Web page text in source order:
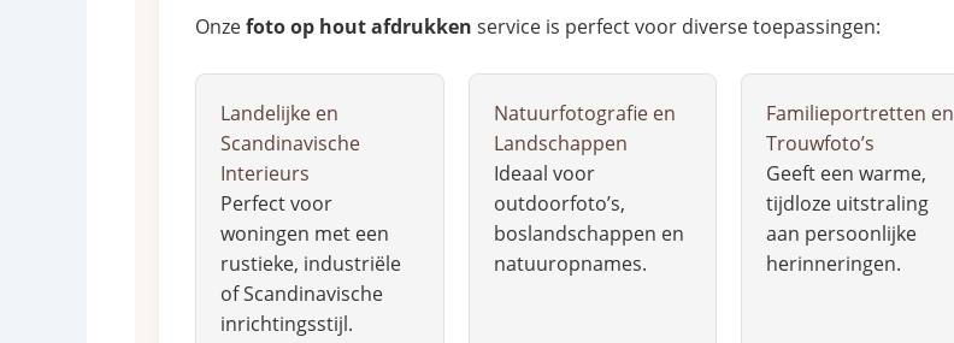
Onzefoto op hout afdrukken service is perfect voor diverse toepassingen:
Landelijke en
Scandinavische
Interieurs
Perfect voor
woningen met een
rustieke, industriële
of Scandinavische
inrichtingsstijl.
Natuurfotografie en
Landschappen
Ideaal voor
outdoorfoto’s,
boslandschappen en
natuuropnames.
Familieportretten en
Trouwfoto’s
Geeft een warme,
tijdloze uitstraling
aan persoonlijke
herinneringen.